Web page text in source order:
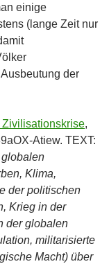
einige
(lange Zeit nur
der
,
Atiew. TEXT:
Klima,
der politischen
Krieg in der
der globalen
militarisierte
Macht) über